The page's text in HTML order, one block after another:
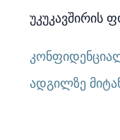
უკუკავშირის
ადგილზე